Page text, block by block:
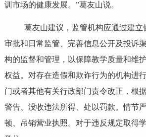
训市场的健康发展。”葛友山说。
葛友山建议，监管机构应通过建立
审批和日常监管、完善信息公开及投诉
构的监督和管理，以保障教学质量和维
权益。对存在造假和欺诈行为的机构进
门或者其他有关行政部门责令改正，根
警告、没收违法所得、处以罚款。情节
顿、吊销营业执照。对于违反规定取得